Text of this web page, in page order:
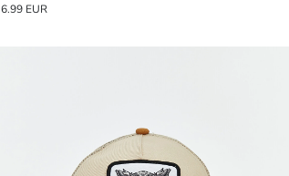
6.99 EUR